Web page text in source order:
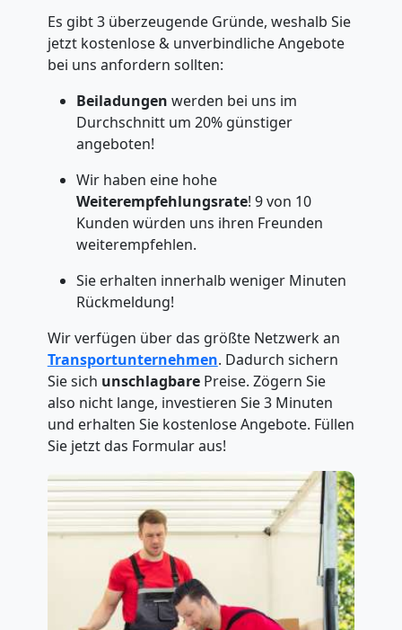
Es gibt 3 überzeugende Gründe, weshalb Sie
jetzt kostenlose & unverbindliche Angebote
bei uns anfordern sollten:
Beiladungen werden bei uns im
Durchschnitt um 20% günstiger
angeboten!
Wir haben eine hohe
Weiterempfehlungsrate! 9 von 10
Kunden würden uns ihren Freunden
weiterempfehlen.
Sie erhalten innerhalb weniger Minuten
Rückmeldung!
Wir verfügen über das größte Netzwerk an
Transportunternehmen. Dadurch sichern
Sie sich unschlagbare Preise. Zögern Sie
also nicht lange, investieren Sie 3 Minuten
und erhalten Sie kostenlose Angebote. Füllen
Sie jetzt das Formular aus!